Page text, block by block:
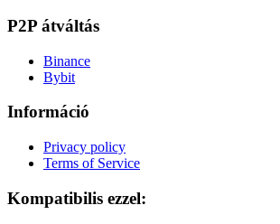
P2P átváltás
Binance
Bybit
Információ
Privacy policy
Terms of Service
Kompatibilis ezzel: